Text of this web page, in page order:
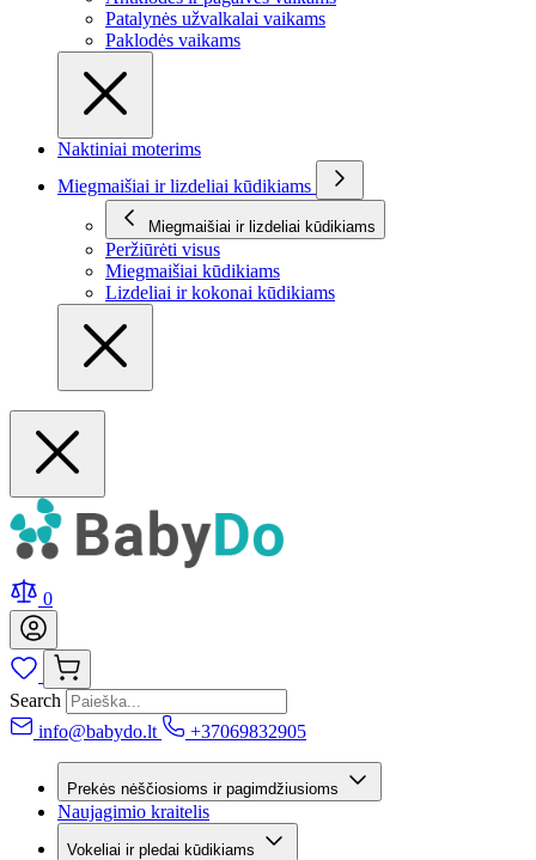
Patalynės užvalkalai vaikams
Paklodės vaikams
Naktiniai moterims
Miegmaišiai ir lizdeliai kūdikiams
Miegmaišiai ir lizdeliai kūdikiams
Peržiūrėti visus
Miegmaišiai kūdikiams
Lizdeliai ir kokonai kūdikiams
0
Search
info@babydo.lt
+37069832905
Prekės nėščiosioms ir pagimdžiusioms
Naujagimio kraitelis
Vokeliai ir pledai kūdikiams